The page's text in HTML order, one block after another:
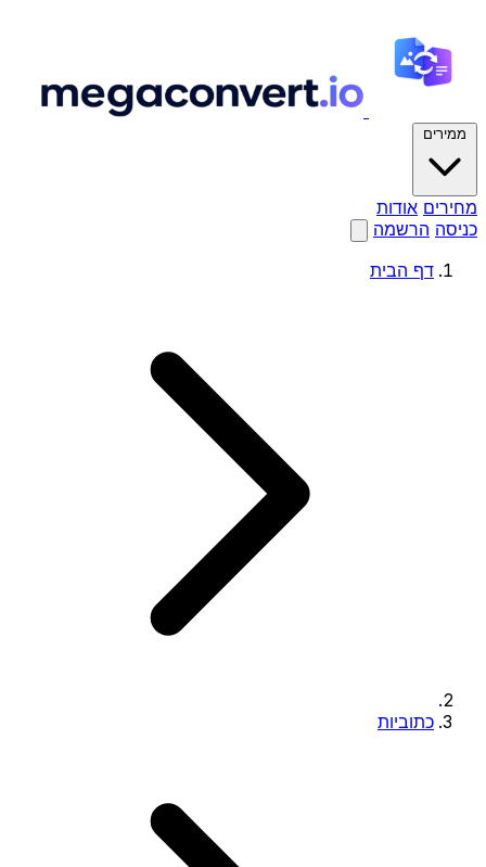
ממירים
מחירים אודות
כניסה הרשמה
דף הבית
כתוביות